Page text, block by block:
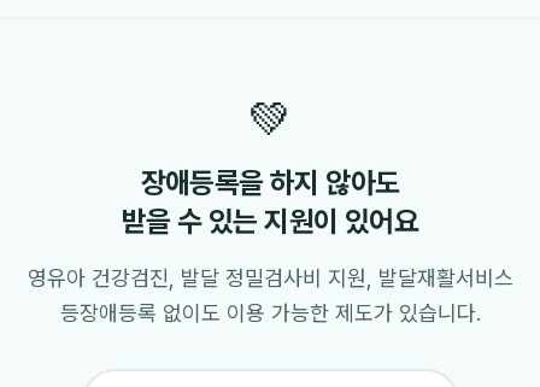
💚
장애등록을 하지 않아도
받을 수 있는 지원이 있어요
영유아 건강검진, 발달 정밀검사비 지원, 발달재활서비스
등장애등록 없이도 이용 가능한 제도가 있습니다.